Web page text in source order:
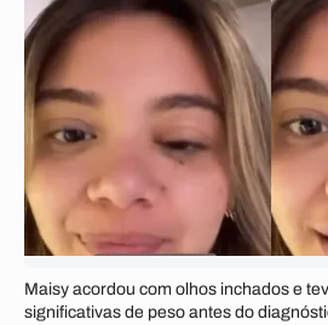
Maisy acordou com olhos inchados e
significativas de peso antes do